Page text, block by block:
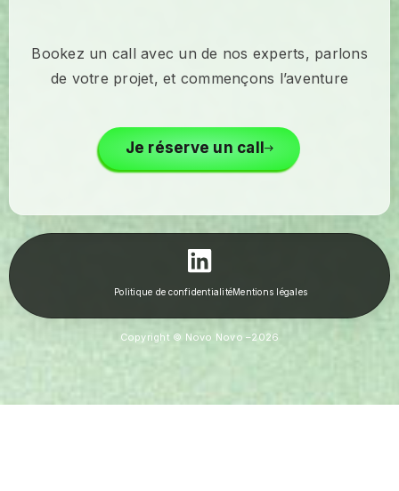
Bookez un call avec un de nos experts, parlons
de votre projet, et commençons l’aventure
Je réserve un call
Politique de confidentialitéMentions légales
Copyright © Novo Novo –2026